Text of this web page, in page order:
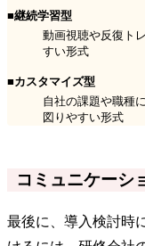
■継続学習型
動画視聴や反復ト
すい形式
■カスタマイズ型
自社の課題や職種
図りやすい形式
コミュニケーシ
最後に、導入検討時